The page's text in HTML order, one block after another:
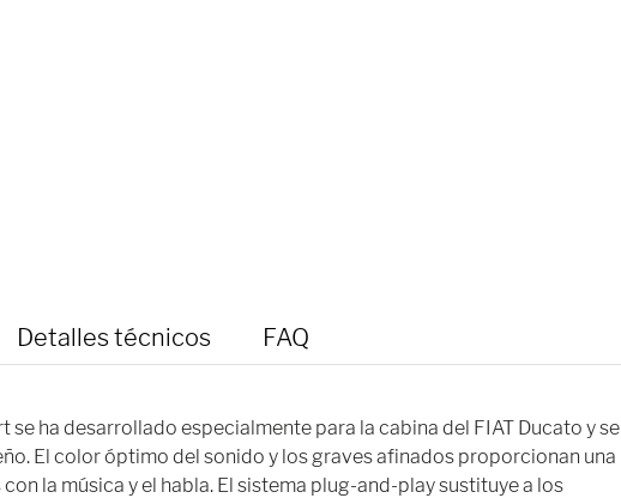
Detalles técnicos FAQ
se ha desarrollado especialmente para la cabina del FIAT Ducato y se
El color óptimo del sonido y los graves afinados proporcionan una
la música y el habla. El sistema plug-and-play sustituye a los